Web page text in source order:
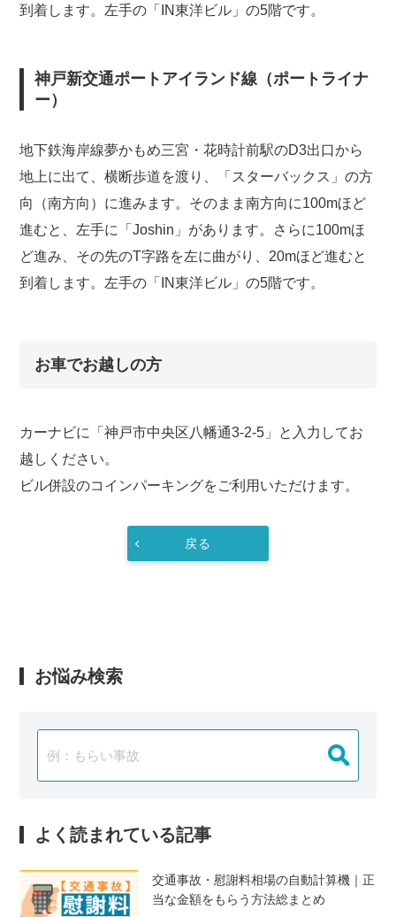
到着します。左手の「IN東洋ビル」の5階です。
神戸新交通ポートアイランド線（ポートライナ
ー）
地下鉄海岸線夢かもめ三宮・花時計前駅のD3出口から
地上に出て、横断歩道を渡り、「スターバックス」の方
向（南方向）に進みます。そのまま南方向に100mほど
進むと、左手に「Joshin」があります。さらに100mほ
ど進み、その先のT字路を左に曲がり、20mほど進むと
到着します。左手の「IN東洋ビル」の5階です。
お車でお越しの方
カーナビに「神戸市中央区八幡通3-2-5」と入力してお
越しください。
ビル併設のコインパーキングをご利用いただけます。
戻る
お悩み検索
よく読まれている記事
交通事故・慰謝料相場の自動計算機｜正
当な金額をもらう方法総まとめ